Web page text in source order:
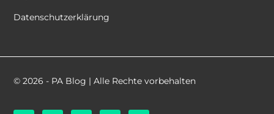
Datenschutzerklärung
© 2026 - PA Blog | Alle Rechte vorbehalten